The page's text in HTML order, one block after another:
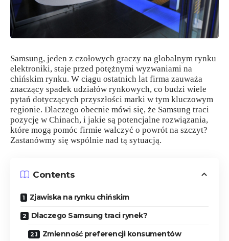
Samsung, jeden z czołowych graczy na globalnym rynku
elektroniki, staje przed potężnymi wyzwaniami na
chińskim rynku. W ciągu ostatnich lat firma zauważa
znaczący spadek udziałów rynkowych, co budzi wiele
pytań dotyczących przyszłości marki w tym kluczowym
regionie. Dlaczego obecnie mówi się, że Samsung traci
pozycję w Chinach, i jakie są potencjalne rozwiązania,
które mogą pomóc firmie walczyć o powrót na szczyt?
Zastanówmy się wspólnie nad tą sytuacją.
Contents
Zjawiska na rynku chińskim
Dlaczego Samsung traci rynek?
Zmienność preferencji konsumentów